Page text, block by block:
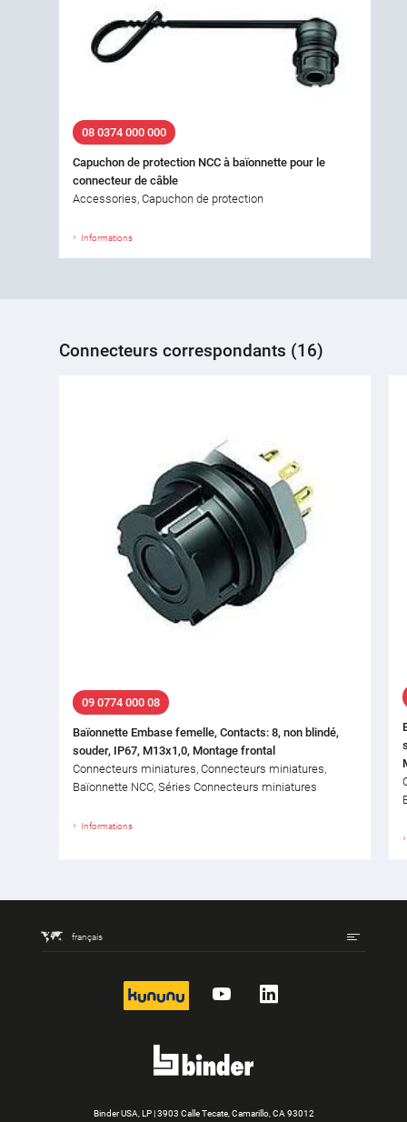
08 0374 000 000
Capuchon de protection NCC à baïonnette pour le
connecteur de câble
Accessories, Capuchon de protection
Informations
Connecteurs correspondants (16)
09 0774 000 08
Baïonnette Embase femelle, Contacts: 8, non blindé,
souder, IP67, M13x1,0, Montage frontal
Connecteurs miniatures, Connecteurs miniatures,
Baïonnette NCC, Séries Connecteurs miniatures
Informations
français
kununu YouTubeLinkedIn
Binder USA, LP | 3903 Calle Tecate, Camarillo, CA 93012